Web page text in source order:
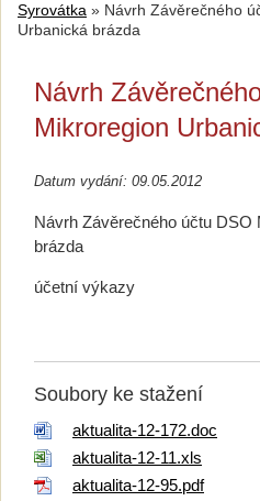
Syrovátka » Návrh Závěrečného
Urbanická brázda
Návrh
Mikroregion
Datum vydání: 09.05.2012
Návrh Závěrečného účtu DSO
brázda
účetní výkazy
Soubory ke stažení
aktualita-12-172.doc
aktualita-12-11.xls
aktualita-12-95.pdf